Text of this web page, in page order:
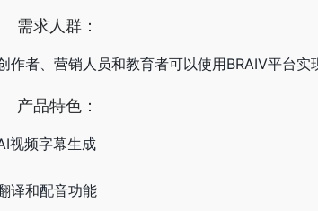
需求人群：
作者、营销人员和教育者可以使用BRAIV平台
产品特色：
视频字幕生成
译和配音功能